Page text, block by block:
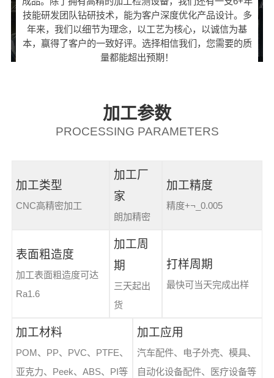
技能研发团队钻研技术，能为客户深度优化产品设计。多
年来，我们以细节为理念，以工艺为核心，以诚信为基
本，赢得了客户的一致好评。选择相信我们，您需要的质
量都能超出预期！
加工参数
PROCESSING PARAMETERS
加工类型
CNC高精密加工
加工厂
家
朗加精密
加工精度
精度+¬_0.005
表面粗造度
加工表面粗造度可达
Ra1.6
加工周
期
三天起出
货
打样周期
最快可当天完成出样
加工材料
POM、PP、PVC、PTFE、
亚克力、Peek、ABS、PI等
加工应用
汽车配件、电子外壳、模具、
自动化设备配件、医疗设备等